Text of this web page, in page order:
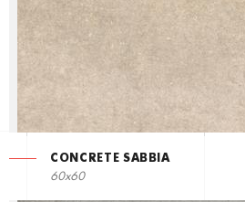
CONCRETE SABBIA
60x60